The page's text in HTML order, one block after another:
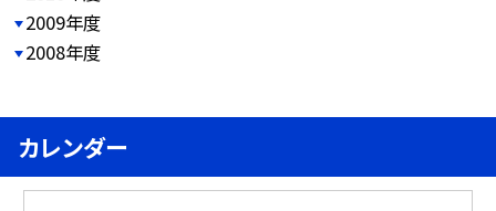
2009年度
2008年度
カレンダー